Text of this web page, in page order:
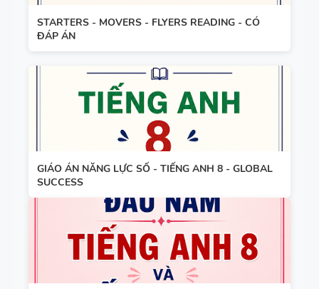
SUCCESS -
SUCCESS
THEO TỪNG
UNIT - HỌC
BẢNG
WORD
UNIT -
7 - GLOBAL
SUCCESS -
HỌC KỲ 1 -
CÓ ĐÁP ÁN
TÓM TẮT
CÁC
CHUYÊN ĐỀ
NGỮ PHÁP
TIẾNG ANH
STARTERS - MOVERS - FLYERS READING - CÓ
ĐÁP ÁN
GIÁO ÁN NĂNG LỰC SỐ - TIẾNG ANH 8 - GLOBAL
SUCCESS